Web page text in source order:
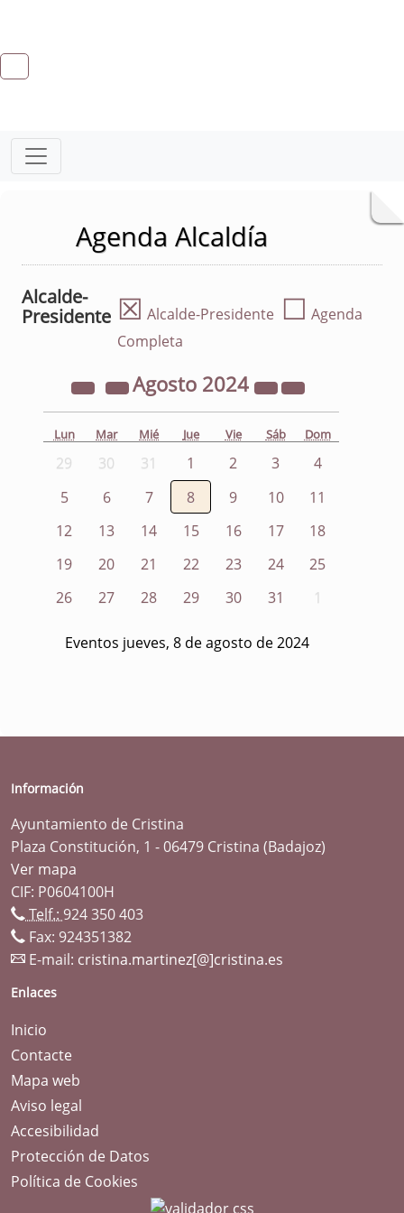
Agenda Alcaldía
Alcalde-
Presidente ☒ Alcalde-Presidente ☐ Agenda
Completa
Agosto 2024
Lun Mar Mié Jue Vie Sáb Dom
29 30 31 1 2 3
4
5
6 7 8 9 10
11
12
13 14 15 16 17
18
19
20 21 22 23 24
25
26
27 28 29 30 31 1
Eventos jueves, 8 de agosto de 2024
Información
Ayuntamiento de Cristina
Plaza Constitución, 1 - 06479 Cristina (Badajoz)
Ver mapa
CIF: P0604100H
Telf.: 924 350 403
Fax: 924351382
E-mail: cristina.martinez[@]cristina.es
Enlaces
Inicio
Contacte
Mapa web
Aviso legal
Accesibilidad
Protección de Datos
Política de Cookies